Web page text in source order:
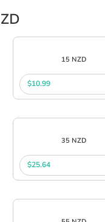
15 NZD
$10.99
35 NZD
$25.64